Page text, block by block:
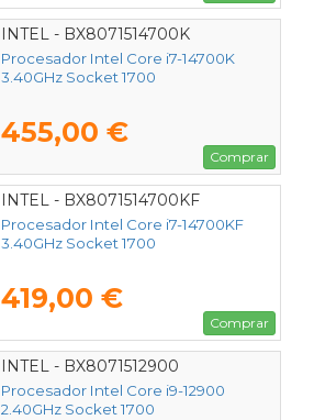
INTEL - BX8071514700K
Procesador Intel Core i7-14700K
3.40GHz Socket 1700
455,00 €
Comprar
INTEL - BX8071514700KF
Procesador Intel Core i7-14700KF
3.40GHz Socket 1700
419,00 €
Comprar
INTEL - BX8071512900
Procesador Intel Core i9-12900
2.40GHz Socket 1700